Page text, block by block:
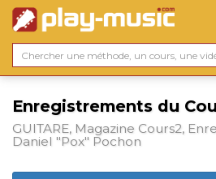
Enregistrements du
GUITARE, Magazine Cours2,
Daniel "Pox" Pochon